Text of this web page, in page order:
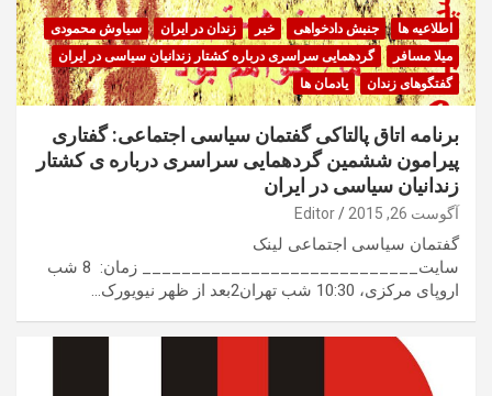
اطلاعیه ها جنبش دادخواهی خبر زندان در ایران
سیاوش محمودی
میلا مسافر
گردهمایی سراسری درباره کشتار زندانیان سیاسی در ایران
گفتگوهای زندان
یادمان ها
برنامه اتاق پالتاکی گفتمان سیاسی اجتماعی: گفتاری
پیرامون ششمین گردهمایی سراسری درباره ی کشتار
زندانیان سیاسی در ایران
آگوست 26, 2015 Editor
گفتمان سیاسی اجتماعی لینک
سایت____________________________ زمان: 8 شب
اروپای مرکزی، 10:30 شب تهران2بعد از ظهر نیویورک…